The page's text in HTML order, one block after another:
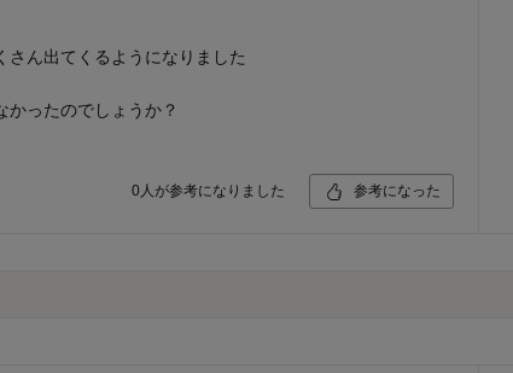
さん出てくるようになりました
ったのでしょうか？
0 人が参考になりました 参考になった